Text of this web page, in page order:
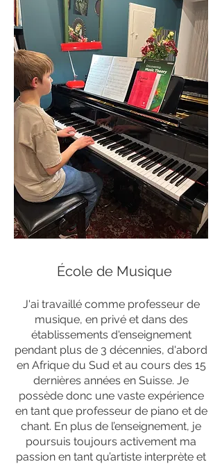
École de Musique
J'ai travaillé comme professeur de
musique, en privé et dans des
établissements d'enseignement
pendant plus de 3 décennies, d'abord
en Afrique du Sud et au cours des 15
dernières années en Suisse. Je
possède donc une vaste expérience
en tant que professeur de piano et de
chant. En plus de l’enseignement, je
poursuis toujours activement ma
passion en tant qu’artiste interprète et